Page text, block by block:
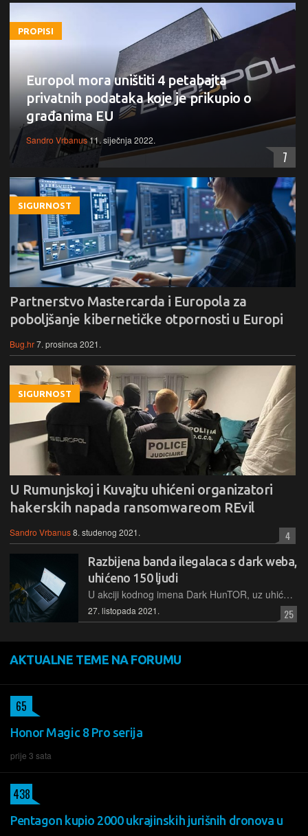
PROPISI
Europol mora uništiti 4 petabajta
privatnih podataka koje je prikupio o
građanima EU
Sandro Vrbanus11. siječnja 2022.
7
SIGURNOST
Partnerstvo Mastercarda i Europola za
poboljšanje kibernetičke otpornosti u Europi
Bug.hr7. prosinca 2021.
SIGURNOST
U Rumunjskoj i Kuvajtu uhićeni organizatori
hakerskih napada ransomwareom REvil
Sandro Vrbanus8. studenog 2021. 4
Razbijena banda ilegalaca s dark weba,
uhićeno 150 ljudi
U akciji kodnog imena Dark HunTOR, uz uhićenja osumnjičenika za ilegalnu trgovinu putem dark weba, zaplijenjena je i veća količina gotovine, droge i oružja
27. listopada 2021. 25
AKTUALNE TEME NA FORUMU
Honor Magic 8 Pro serija
prije 3 sata
65
Pentagon kupio 2000 ukrajinskih jurišnih dronova u
438